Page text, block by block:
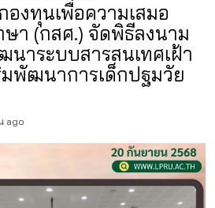
องทุนเพื่อความเสมอ
า (กสศ.) จัดพิธีลงนาม
าระบบสารสนเทศเฝ้า
มพัฒนาการเด็กปฐมวัย
ago